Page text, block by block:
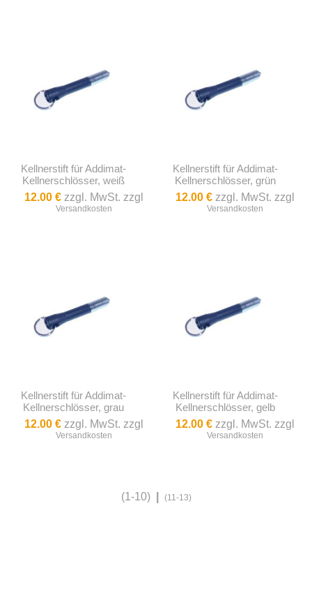
Kellnerstift für Addimat-
Kellnerschlösser, weiß
12.00 €zzgl. MwSt. zzgl
Versandkosten
Kellnerstift für Addimat-
Kellnerschlösser, grün
12.00 € zzgl. MwSt. zzgl
Versandkosten
Kellnerstift für Addimat-
Kellnerschlösser, grau
12.00 €zzgl. MwSt. zzgl
Versandkosten
Kellnerstift für Addimat-
Kellnerschlösser, gelb
12.00 € zzgl. MwSt. zzgl
Versandkosten
(1-10) (11-13)